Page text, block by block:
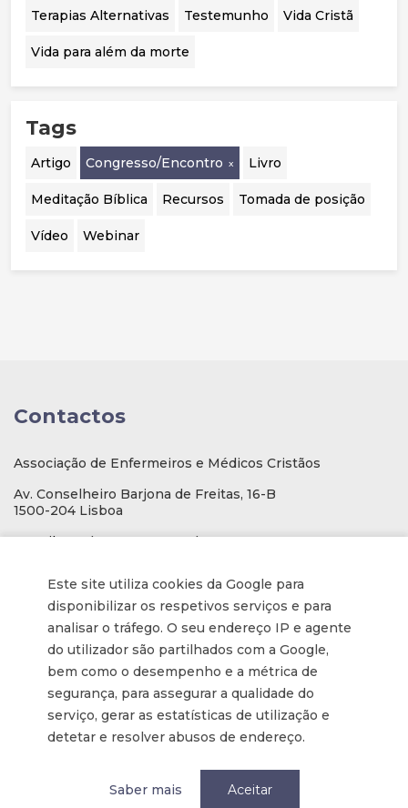
Este site utiliza cookies da Google para
disponibilizar os respetivos serviços e para
analisar o tráfego. O seu endereço IP e agente
do utilizador são partilhados com a Google,
bem como o desempenho e a métrica de
segurança, para assegurar a qualidade do
serviço, gerar as estatísticas de utilização e
detetar e resolver abusos de endereço.
Saber mais Aceitar
Terapias Alternativas Testemunho Vida Cristã
Vida para além da morte
Tags
Artigo Congresso/Encontro Livro
Meditação Bíblica Recursos Tomada de posição
Vídeo Webinar
Contactos
Associação de Enfermeiros e Médicos Cristãos
Av. Conselheiro Barjona de Freitas, 16-B
1500-204 Lisboa
E-mail: geral@aemcportugal.pt
(Chamada para a rede fixa nacional)
592006107
Informações
Inscrição na Newsletter
Política de privacidade / Privacy